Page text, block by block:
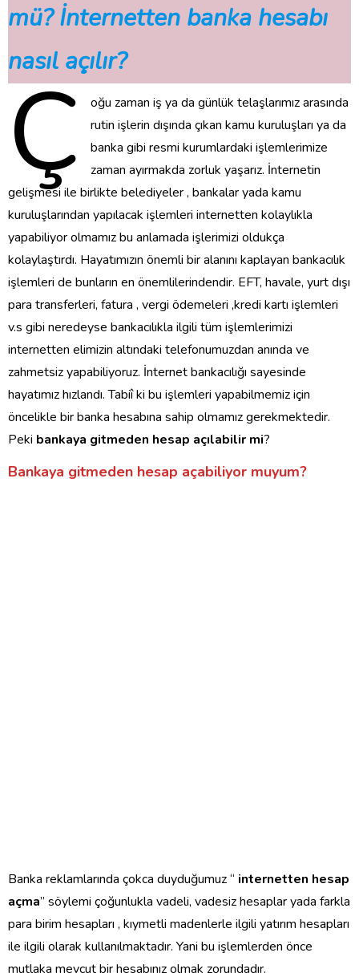
mü? İnternetten banka hesabı
nasıl açılır?
Ç
oğu zaman iş ya da günlük telaşlarımız arasında
rutin işlerin dışında çıkan kamu kuruluşları ya da
banka gibi resmi kurumlardaki işlemlerimize
zaman ayırmakda zorluk yaşarız. İnternetin
gelişmesi ile birlikte belediyeler , bankalar yada kamu
kuruluşlarından yapılacak işlemleri internetten kolaylıkla
yapabiliyor olmamız bu anlamada işlerimizi oldukça
kolaylaştırdı. Hayatımızın önemli bir alanını kaplayan bankacılık
işlemleri de bunların en önemlilerindendir. EFT, havale, yurt dışı
para transferleri, fatura , vergi ödemeleri ,kredi kartı işlemleri
v.s gibi neredeyse bankacılıkla ilgili tüm işlemlerimizi
internetten elimizin altındaki telefonumuzdan anında ve
zahmetsiz yapabiliyoruz. İnternet bankacılığı sayesinde
hayatımız hızlandı. Tabiî ki bu işlemleri yapabilmemiz için
öncelikle bir banka hesabına sahip olmamız gerekmektedir.
Peki bankaya gitmeden hesap açılabilir mi?
Bankaya gitmeden hesap açabiliyor muyum?
Banka reklamlarında çokca duyduğumuz “ internetten hesap
açma” söylemi çoğunlukla vadeli, vadesiz hesaplar yada farkla
para birim hesapları , kıymetli madenlerle ilgili yatırım hesapları
ile ilgili olarak kullanılmaktadır. Yani bu işlemlerden önce
mutlaka mevcut bir hesabınız olmak zorundadır.